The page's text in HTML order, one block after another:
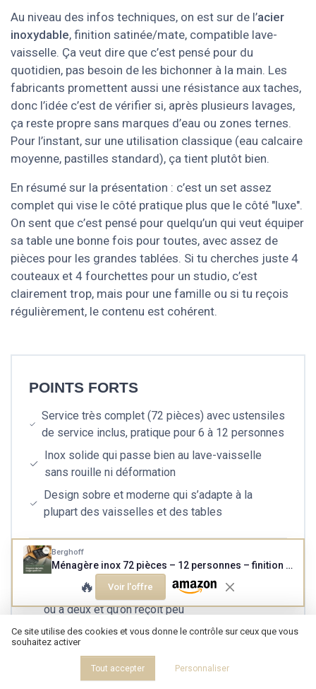
Au niveau des infos techniques, on est sur de l’acier
inoxydable, finition satinée/mate, compatible lave-
vaisselle. Ça veut dire que c’est pensé pour du
quotidien, pas besoin de les bichonner à la main. Les
fabricants promettent aussi une résistance aux taches,
donc l’idée c’est de vérifier si, après plusieurs lavages,
ça reste propre sans marques d’eau ou zones ternes.
Pour l’instant, sur une utilisation classique (eau calcaire
moyenne, pastilles standard), ça tient plutôt bien.
En résumé sur la présentation : c’est un set assez
complet qui vise le côté pratique plus que le côté "luxe".
On sent que c’est pensé pour quelqu’un qui veut équiper
sa table une bonne fois pour toutes, avec assez de
pièces pour les grandes tablées. Si tu cherches juste 4
couteaux et 4 fourchettes pour un studio, c’est
clairement trop, mais pour une famille ou si tu reçois
régulièrement, le contenu est cohérent.
POINTS FORTS
Service très complet (72 pièces) avec ustensiles
de service inclus, pratique pour 6 à 12 personnes
Inox solide qui passe bien au lave-vaisselle
sans rouille ni déformation
Design sobre et moderne qui s’adapte à la
plupart des vaisselles et des tables
POINTS FAIBLES
Nombre de pièces surdimensionné si on vit seul
ou à deux et qu’on reçoit peu
Micro-rayures visibles avec le temps sur la
finition satinée, surtout en usage intensif
Berghoff
Ménagère inox 72 pièces – 12 personnes – finition mate
🔥 Voir l'offre
Ce site utilise des cookies et vous donne le contrôle sur ceux que vous
souhaitez activer
Tout accepter Personnaliser